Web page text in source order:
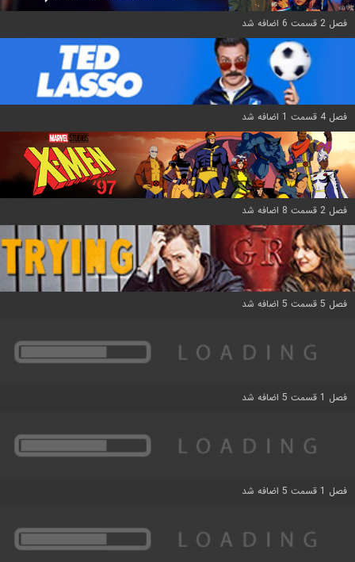
فصل 2 قسمت 6 اضافه شد
فصل 4 قسمت 1 اضافه شد
فصل 2 قسمت 8 اضافه شد
فصل 5 قسمت 5 اضافه شد
فصل 1 قسمت 5 اضافه شد
فصل 1 قسمت 5 اضافه شد